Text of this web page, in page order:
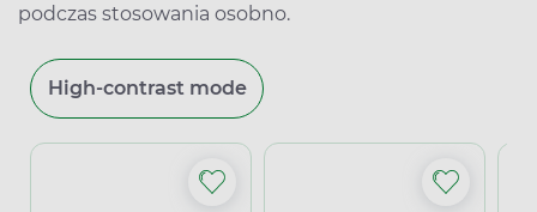
podczas stosowania osobno.
High-contrast mode